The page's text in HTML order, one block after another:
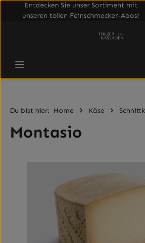
Entdecken Sie unser Sortiment mit
unseren tollen Feinschmecker-Abos!
Du bist hier: Home Käse
Montasio